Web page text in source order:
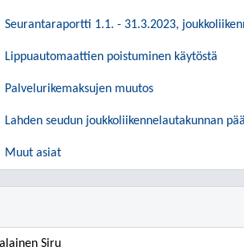
Seurantaraportti 1.1. - 31.3.2023,
Lippuautomaattien poistuminen käytöstä
Palvelurikemaksujen muutos
Lahden seudun joukkoliikennelautakunnan
Muut asiat
Siru